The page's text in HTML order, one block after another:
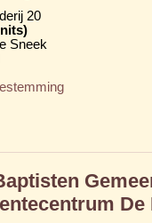
20
Sneek
De